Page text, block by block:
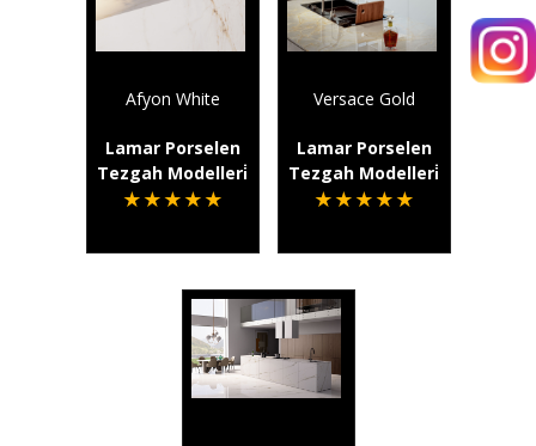
Afyon White
Lamar Porselen
Tezgah Modelleri̇
★ ★ ★ ★ ★
Versace Gold
Lamar Porselen
Tezgah Modelleri̇
★ ★ ★ ★ ★